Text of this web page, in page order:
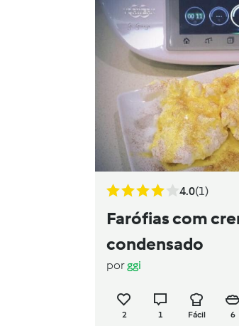
4.0(1)
Farófias com
condensado
porggi
2 1 Fácil 6